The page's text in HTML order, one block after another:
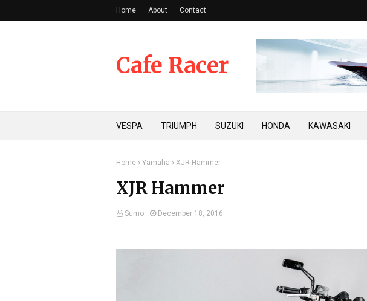
Home About Contact
Cafe Racer
VESPA TRIUMPH SUZUKI HONDA KAWASAKI
Home Yamaha XJR Hammer
XJR Hammer
Sumo December 18, 2016